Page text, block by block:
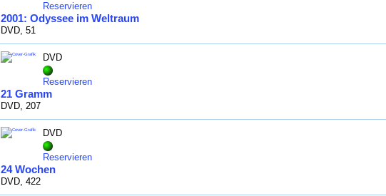
Reservieren
2001: Odyssee im Weltraum
DVD, 51
DVD
Reservieren
21 Gramm
DVD, 207
DVD
Reservieren
24 Wochen
DVD, 422